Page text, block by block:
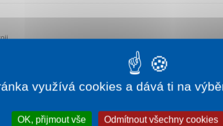
Pobyt je na 5 nocí. Nástup na pobyt je možný kterýkoliv
využívá cookies a dává ti na
OK, přijmout vše Odmítnout všechny cookies